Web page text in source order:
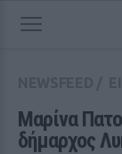
Μαρίνα
δήμαρχος